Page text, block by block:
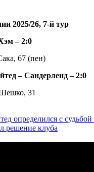
2025/26, 7-й тур
– 2:0
67 (пен)
– Сандерленд – 2:0
31
определился с
решение клуба